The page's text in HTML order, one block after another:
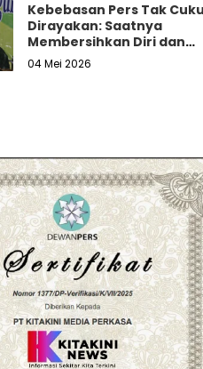
Kebebasan Pers Tak
Dirayakan: Saatnya
Membersihkan Diri dan
Melawan Tekanan Nyata
04 Mei 2026